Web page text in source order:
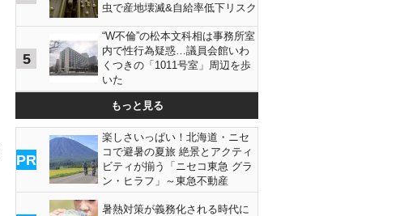
虫で産地壊滅&自給率低下リスク
5
“W不倫”の松本文科相は事務所室
内で性行為疑惑…議員会館いわ
くつきの「1011号室」周辺を歩
いた
もっと見る
PR
楽しさいっぱい！北海道・ニセ
コで避暑の夏旅 絶景とアクティ
ビティが揃う「ニセコ東急 グラ
ン・ヒラフ」～東急不動産
暑熱対策が義務化される時代に